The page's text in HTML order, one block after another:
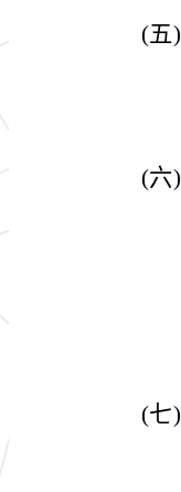
(五)
(六)
(七)